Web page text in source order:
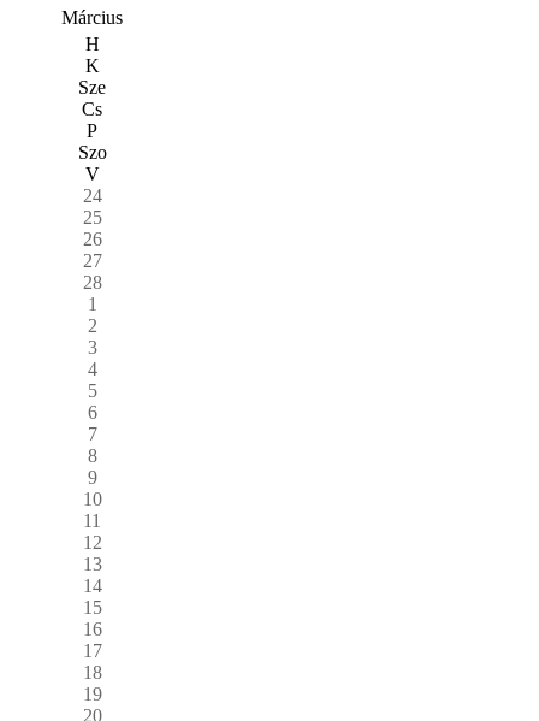
Március
H
K
Sze
Cs
P
Szo
V
24
25
26
27
28
1
2
3
4
5
6
7
8
9
10
11
12
13
14
15
16
17
18
19
20